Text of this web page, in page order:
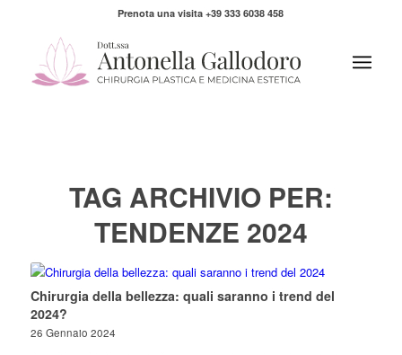
Prenota una visita +39 333 6038 458
TAG ARCHIVIO PER:
TENDENZE 2024
Chirurgia della bellezza: quali saranno i trend del
2024?
26 Gennaio 2024